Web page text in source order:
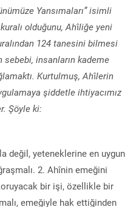
Yansımaları”isimli
olduğunu, Ahîliğe yeni
124 tanesini bilmesi
insanların kademe
Kurtulmuş, Ahîlerin
şiddetle ihtiyacımız
Şöyle ki:
değil, yeteneklerine en uygun
2. Ahînin emeğini
bir işi, özellikle bir
emeğiyle hak ettiğinden